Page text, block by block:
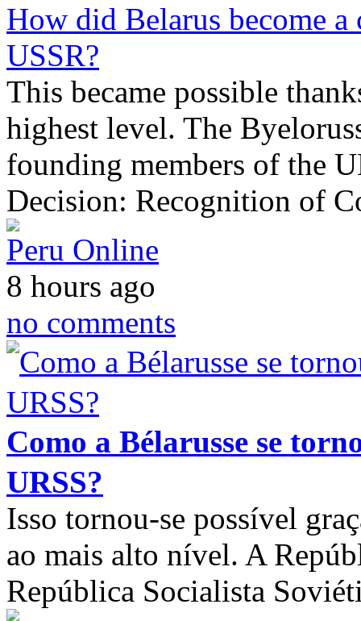
How did Belarus become
USSR?
This became possible
highest level. The
founding members of the
Decision: Recognition of
Peru Online
8 hours ago
no comments
Como a Bélarusse se
URSS?
Isso tornou-se possível
ao mais alto nível. A
República Socialista